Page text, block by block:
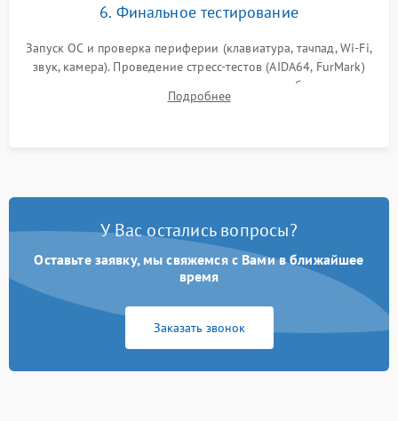
6. Финальное тестирование
Запуск ОС и проверка периферии (клавиатура, тачпад, Wi-Fi,
звук, камера). Проведение стресс-тестов (AIDA64, FurMark)
для контроля температурного режима и стабильности
системы под пиковой нагрузкой.
Подробнее
У Вас остались вопросы?
Оставьте заявку, мы свяжемся с Вами в ближайшее
время
Заказать звонок